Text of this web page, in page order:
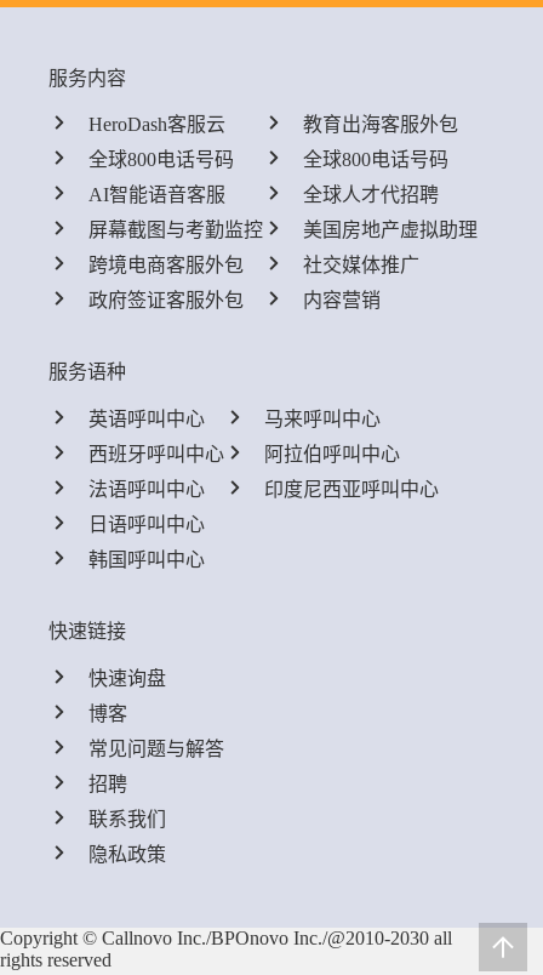
服务内容
HeroDash客服云
全球800电话号码
AI智能语音客服
屏幕截图与考勤监控
跨境电商客服外包
政府签证客服外包
教育出海客服外包
全球800电话号码
全球人才代招聘
美国房地产虚拟助理
社交媒体推广
内容营销
服务语种
英语呼叫中心
西班牙呼叫中心
法语呼叫中心
日语呼叫中心
韩国呼叫中心
马来呼叫中心
阿拉伯呼叫中心
印度尼西亚呼叫中心
快速链接
快速询盘
博客
常见问题与解答
招聘
联系我们
隐私政策
Copyright © Callnovo Inc./BPOnovo Inc./@2010-2030 all
rights reserved